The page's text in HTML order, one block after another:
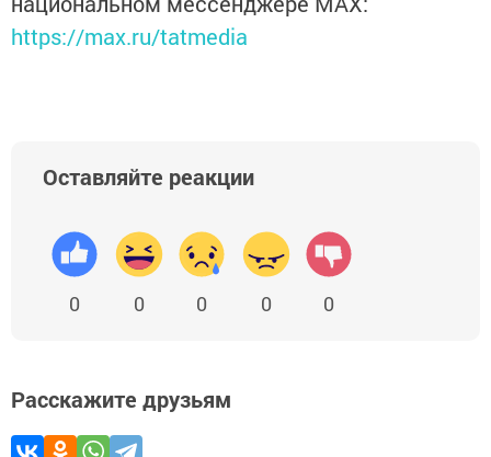
https://max.ru/tatmedia
Оставляйте реакции
0 0 0 0 0
Расскажите друзьям